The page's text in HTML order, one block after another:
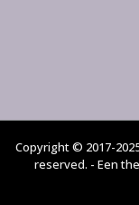
Copyright © 2017-
reserved. - Een